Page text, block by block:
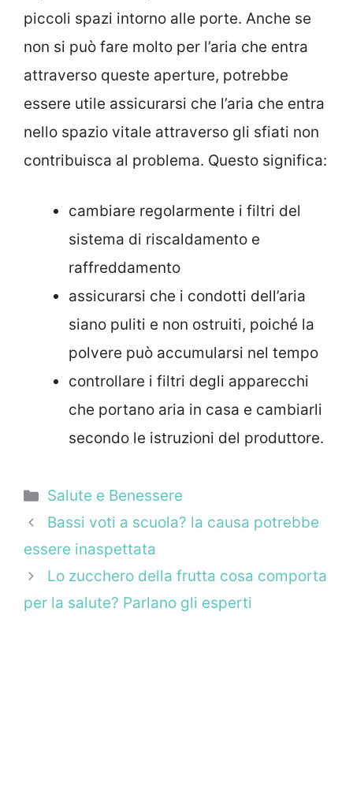
piccoli spazi intorno alle porte. Anche se
non si può fare molto per l’aria che entra
attraverso queste aperture, potrebbe
essere utile assicurarsi che l’aria che entra
nello spazio vitale attraverso gli sfiati non
contribuisca al problema. Questo significa:
cambiare regolarmente i filtri del
sistema di riscaldamento e
raffreddamento
assicurarsi che i condotti dell’aria
siano puliti e non ostruiti, poiché la
polvere può accumularsi nel tempo
controllare i filtri degli apparecchi
che portano aria in casa e cambiarli
secondo le istruzioni del produttore.
Categorie
Salute e Benessere
Bassi voti a scuola? la causa potrebbe
essere inaspettata
Lo zucchero della frutta cosa comporta
per la salute? Parlano gli esperti